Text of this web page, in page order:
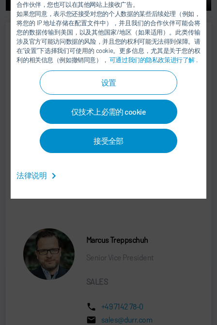
合作伙伴，您也可以在其他网站上接收广告。
如果您同意，表示您还接受对您的个人数据的某些后续处理（例如，
将您的 IP 地址存储在配置文件中），并且我们的合作伙伴可能会将
您的数据传输到美国，以及其他国家/地区（如果适用）。此类传输
涉及官方可能访问数据的风险，并且您的权利可能无法得到保障。请
在“设置”下选择我们可使用的 cookie。更多信息，尤其是关于您的权
利的相关信息（例如撤销同意）， 可通过我们的隐私政策进行了解 .
设置
仅技术上必需的 cookie
接受全部
法律说明
Jens Reiner
Senior Vice President
SALES
+49 7142 78-0
sales@durr.com
Dürr Systems AG
Marcus Treppschuh
Senior Vice President
SALES
+49 7142 78-0
sales@durr.com